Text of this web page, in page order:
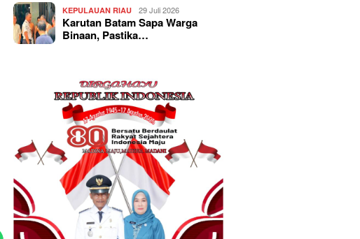
KEPULAUAN RIAU 29 Juli 2026
Karutan Batam Sapa Warga
Binaan, Pastika…